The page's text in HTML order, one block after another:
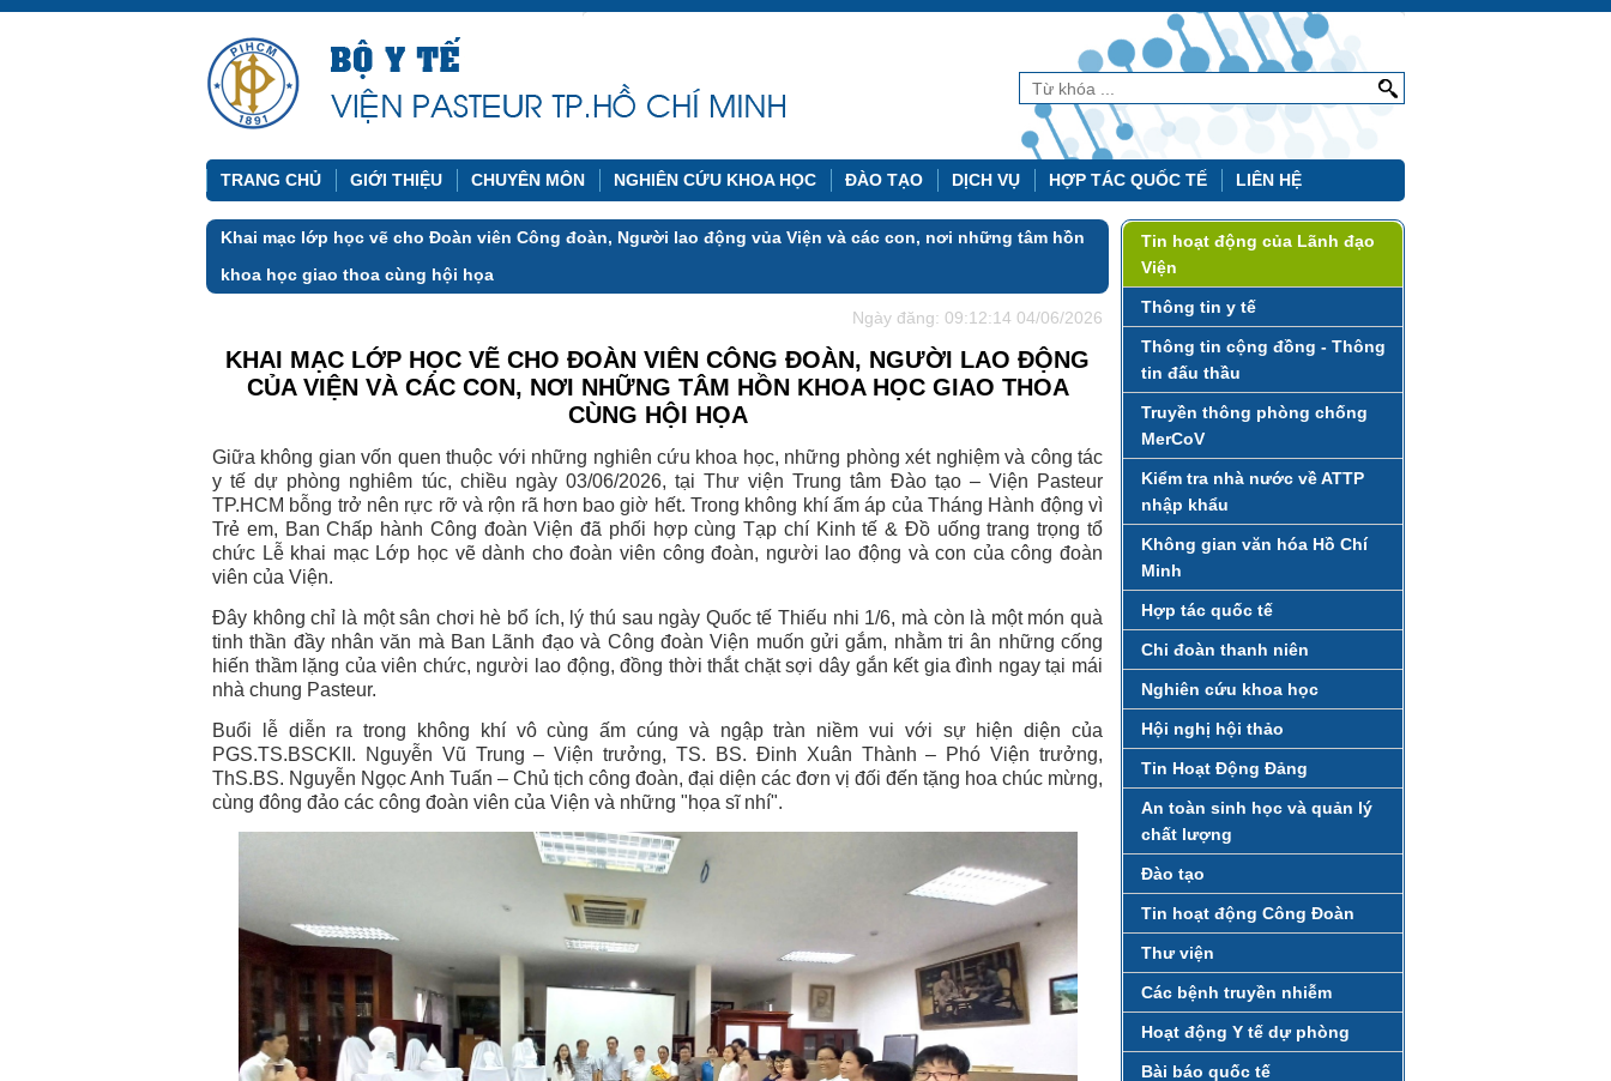
TRANG CHỦ GIỚI THIỆU CHUYÊN MÔN NGHIÊN CỨU KHOA HỌC ĐÀO TẠO DỊCH VỤ HỢP TÁC QUỐC TẾ LIÊN HỆ
Khai mạc lớp học vẽ cho Đoàn viên Công đoàn, Người lao động vủa Viện và các con, nơi những tâm hồn
khoa học giao thoa cùng hội họa
Ngày đăng: 09:12:14 04/06/2026
KHAI MẠC LỚP HỌC VẼ CHO ĐOÀN VIÊN CÔNG ĐOÀN, NGƯỜI LAO ĐỘNG
CỦA VIỆN VÀ CÁC CON, NƠI NHỮNG TÂM HỒN KHOA HỌC GIAO THOA
CÙNG HỘI HỌA
Giữa không gian vốn quen thuộc với những nghiên cứu khoa học, những phòng xét nghiệm và công tác
y tế dự phòng nghiêm túc, chiều ngày 03/06/2026, tại Thư viện Trung tâm Đào tạo – Viện Pasteur
TP.HCM bỗng trở nên rực rỡ và rộn rã hơn bao giờ hết. Trong không khí ấm áp của Tháng Hành động vì
Trẻ em, Ban Chấp hành Công đoàn Viện đã phối hợp cùng Tạp chí Kinh tế & Đồ uống trang trọng tổ
chức Lễ khai mạc Lớp học vẽ dành cho đoàn viên công đoàn, người lao động và con của công đoàn
viên của Viện.
Đây không chỉ là một sân chơi hè bổ ích, lý thú sau ngày Quốc tế Thiếu nhi 1/6, mà còn là một món quà
tinh thần đầy nhân văn mà Ban Lãnh đạo và Công đoàn Viện muốn gửi gắm, nhằm tri ân những cống
hiến thầm lặng của viên chức, người lao động, đồng thời thắt chặt sợi dây gắn kết gia đình ngay tại mái
nhà chung Pasteur.
Buổi lễ diễn ra trong không khí vô cùng ấm cúng và ngập tràn niềm vui với sự hiện diện của
PGS.TS.BSCKII. Nguyễn Vũ Trung – Viện trưởng, TS. BS. Đinh Xuân Thành – Phó Viện trưởng,
ThS.BS. Nguyễn Ngọc Anh Tuấn – Chủ tịch công đoàn, đại diện các đơn vị đối đến tặng hoa chúc mừng,
cùng đông đảo các công đoàn viên của Viện và những "họa sĩ nhí".
Tin hoạt động của Lãnh đạo
Viện
Thông tin y tế
Thông tin cộng đồng - Thông
tin đấu thầu
Truyền thông phòng chống
MerCoV
Kiểm tra nhà nước về ATTP
nhập khẩu
Không gian văn hóa Hồ Chí
Minh
Hợp tác quốc tế
Chi đoàn thanh niên
Nghiên cứu khoa học
Hội nghị hội thảo
Tin Hoạt Động Đảng
An toàn sinh học và quản lý
chất lượng
Đào tạo
Tin hoạt động Công Đoàn
Thư viện
Các bệnh truyền nhiễm
Hoạt động Y tế dự phòng
Bài báo quốc tế